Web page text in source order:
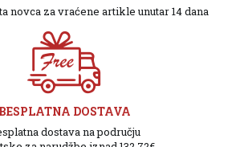
novca za vraćene artikle unutar 14 dana
BESPLATNA DOSTAVA
dostava na području